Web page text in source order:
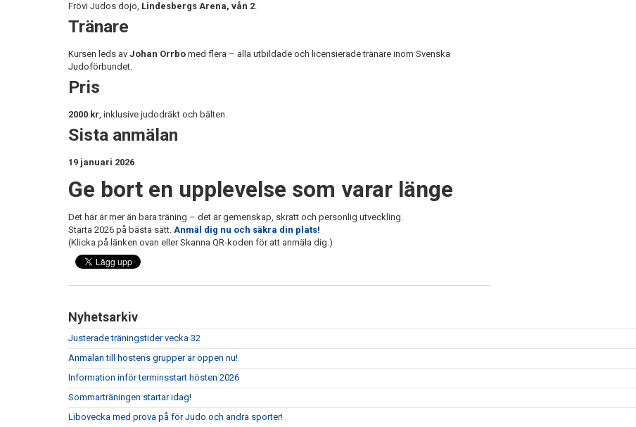
Frövi Judos dojo, Lindesbergs Arena, vån 2.
Tränare
Kursen leds av Johan Orrbo med flera – alla utbildade och licensierade tränare inom Svenska
Judoförbundet.
Pris
2000 kr, inklusive judodräkt och bälten.
Sista anmälan
19 januari 2026
Ge bort en upplevelse som varar länge
Det här är mer än bara träning – det är gemenskap, skratt och personlig utveckling.
Starta 2026 på bästa sätt. Anmäl dig nu och säkra din plats!
(Klicka på länken ovan eller Skanna QR-koden för att anmäla dig.)
Nyhetsarkiv
Justerade träningstider vecka 32
Anmälan till höstens grupper är öppen nu!
Information inför terminsstart hösten 2026
Sommarträningen startar idag!
Libovecka med prova på för Judo och andra sporter!